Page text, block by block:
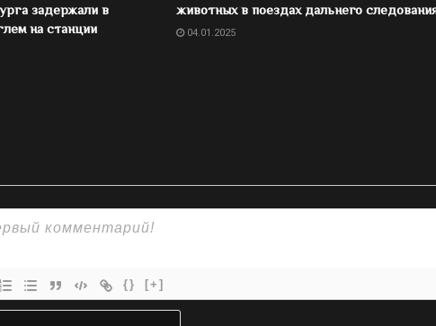
задержали в
на станции
животных в поездах дальнего
04.01.2025
{} [+]
Имя*